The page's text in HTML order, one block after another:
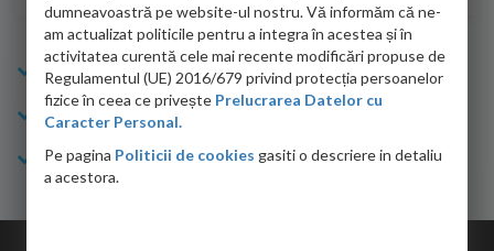
Info Bagno
Cumparaturi
Suport clienti
dumneavoastră pe website-ul nostru. Vă informăm că ne-
am actualizat politicile pentru a integra în acestea și în
activitatea curentă cele mai recente modificări propuse de
Regulamentul (UE) 2016/679 privind protecția persoanelor
fizice în ceea ce privește Prelucrarea Datelor cu
Caracter Personal.
Pe pagina Politicii de cookies gasiti o descriere in detaliu
a acestora.